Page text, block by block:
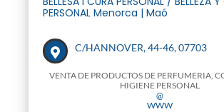
PERSONAL Menorca | Maó
C/HANNOVER, 44-46, 07703
VENTA DE PRODUCTOS DE PERFUMERIA,
HIGIENE PERSONAL
@
WWW